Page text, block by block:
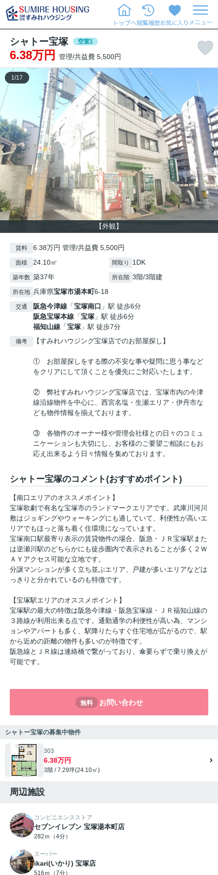
シャトー宝塚 空室1
6.38万円 管理/共益費 5,500円
【外観】
1 /17
賃料 6.38万円 管理/共益費 5,500円
面積 24.10㎡ 間取り 1DK
築年数 築37年 所在階 3階/3階建
所在地 兵庫県宝塚市湯本町6-18
交通 阪急今津線 「宝塚南口 」駅 徒歩6分
阪急宝塚本線 「宝塚 」駅 徒歩6分
福知山線 「宝塚 」駅 徒歩7分
備考 【すみれハウジング宝塚店でのお部屋探し】
① お部屋探しをする際の不安な事や疑問に思う事など
をクリアにして頂くことを優先にご対応いたします。
② 弊社すみれハウジング宝塚店では、宝塚市内の今津
線沿線物件を中心に、西宮名塩・生瀬エリア・伊丹市な
ども物件情報を揃えております。
③ 各物件のオーナー様や管理会社様との日々のコミュ
ニケーションも大切にし、お客様のご要望ご相談にもお
応え出来るよう日々情報を集めております。
シャトー宝塚のコメント(おすすめポイント)
【南口エリアのオススメポイント】
宝塚歌劇で有名な宝塚市のランドマークエリアです。武庫川河川
敷はジョギングやウォーキングにも適していて、利便性が高いエ
リアでもほっと落ち着く住環境になっています。
宝塚南口駅最寄り表示の賃貸物件の場合、阪急・ＪＲ宝塚駅また
は逆瀬川駅のどちらかにも徒歩圏内で表示されることが多く２Ｗ
ＡＹアクセス可能な立地です。
分譲マンションが多く立ち並ぶエリア、戸建が多いエリアなどは
っきりと分かれているのも特徴です。
【宝塚駅エリアのオススメポイント】
宝塚駅の最大の特徴は阪急今津線・阪急宝塚線・ＪＲ福知山線の
３路線が利用出来る点です。通勤通学の利便性が高い為、マンシ
ョンやアパートも多く、駅降りたらすぐ住宅地が広がるので、駅
から近めの距離の物件も多いのが特徴です。
阪急線とＪＲ線は連絡橋で繋がっており、傘要らずで乗り換えが
可能です。
無料 お問い合わせ
シャトー宝塚の募集中物件
303
6.38万円
3階 / 7.29坪(24.10㎡)
周辺施設
コンビニエンスストア
セブンイレブン 宝塚湯本町店
282ｍ（4分）
スーパー
ikari(いかり) 宝塚店
516ｍ（7分）